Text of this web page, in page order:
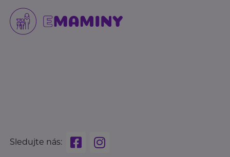
Sledujte nás: